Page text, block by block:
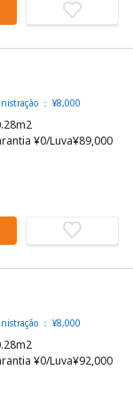
： ¥8,000
¥0/Luva¥89,000
： ¥8,000
¥0/Luva¥92,000